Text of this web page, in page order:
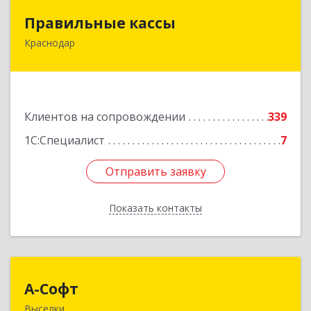
Правильные кассы
Краснодар
Клиентов на сопровождении
339
1С:Специалист
7
Отправить заявку
Показать контакты
350075, Краснодарский край, Краснодар г, им
Отправить заявку
Назад
А-Софт
Выселки